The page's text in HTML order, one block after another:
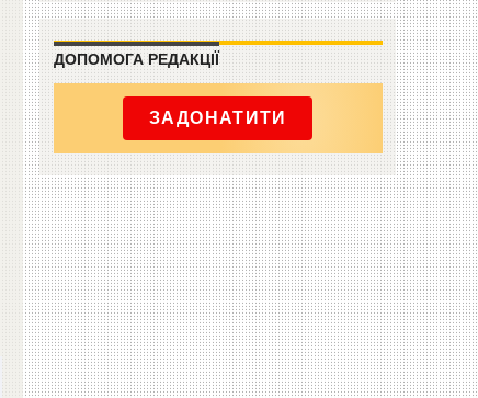
ДОПОМОГА РЕДАКЦІЇ
ЗАДОНАТИТИ